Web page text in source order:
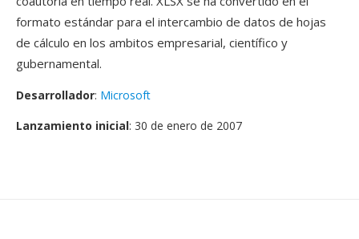
formato estándar para el intercambio de datos de hojas
de cálculo en los ambitos empresarial, científico y
gubernamental.
Desarrollador: Microsoft
Lanzamiento inicial: 30 de enero de 2007